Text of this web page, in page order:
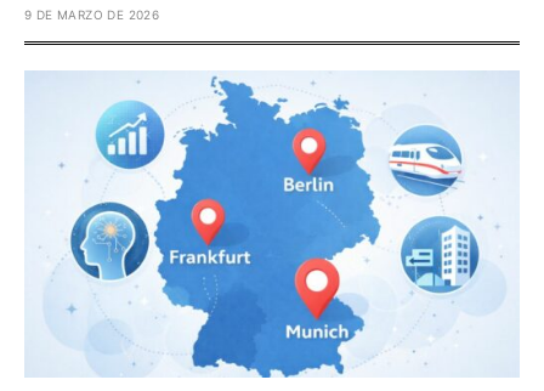
9 DE MARZO DE 2026